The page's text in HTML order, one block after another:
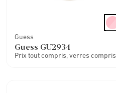
Guess
Guess GU2934
Prix tout compris, verres compris